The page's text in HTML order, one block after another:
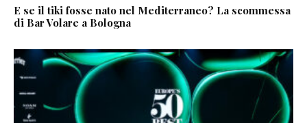
E se il tiki fosse nato nel Mediterraneo? La scommessa
di Bar Volare a Bologna